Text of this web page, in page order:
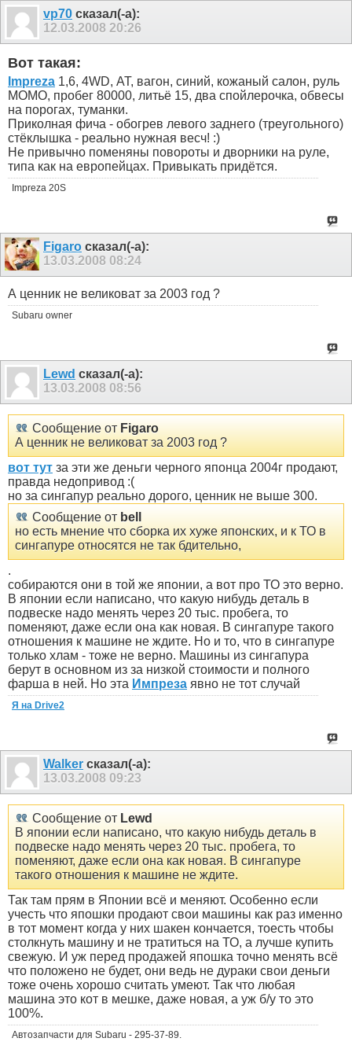
vp70 сказал(-а):
12.03.2008 20:26
Вот такая:
Impreza 1,6, 4WD, АТ, вагон, синий, кожаный салон, руль
МОМО, пробег 80000, литьё 15, два спойлерочка, обвесы
на порогах, туманки.
Приколная фича - обогрев левого заднего (треугольного)
стёклышка - реально нужная весч! :)
Не привычно поменяны повороты и дворники на руле,
типа как на европейцах. Привыкать придётся.
Impreza 20S
Figaro сказал(-а):
13.03.2008 08:24
А ценник не великоват за 2003 год ?
Subaru owner
Lewd сказал(-а):
13.03.2008 08:56
Сообщение от Figaro
А ценник не великоват за 2003 год ?
вот тут за эти же деньги черного японца 2004г продают,
правда недопривод :(
но за сингапур реально дорого, ценник не выше 300.
Сообщение от bell
но есть мнение что сборка их хуже японских, и к ТО в
сингапуре относятся не так бдительно,
.
собираются они в той же японии, а вот про ТО это верно.
В японии если написано, что какую нибудь деталь в
подвеске надо менять через 20 тыс. пробега, то
поменяют, даже если она как новая. В сингапуре такого
отношения к машине не ждите. Но и то, что в сингапуре
только хлам - тоже не верно. Машины из сингапура
берут в основном из за низкой стоимости и полного
фарша в ней. Но эта Импреза явно не тот случай
Я на Drive2
Walker сказал(-а):
13.03.2008 09:23
Сообщение от Lewd
В японии если написано, что какую нибудь деталь в
подвеске надо менять через 20 тыс. пробега, то
поменяют, даже если она как новая. В сингапуре
такого отношения к машине не ждите.
Так там прям в Японии всё и меняют. Особенно если
учесть что япошки продают свои машины как раз именно
в тот момент когда у них шакен кончается, тоесть чтобы
столкнуть машину и не тратиться на ТО, а лучше купить
свежую. И уж перед продажей япошка точно менять всё
что положено не будет, они ведь не дураки свои деньги
тоже очень хорошо считать умеют. Так что любая
машина это кот в мешке, даже новая, а уж б/у то это
100%.
Автозапчасти для Subaru - 295-37-89.